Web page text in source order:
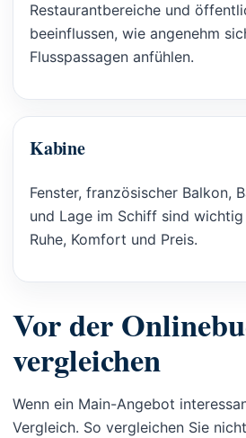
Restaurantbereiche und
beeinflussen, wie angenehm
Flusspassagen anfühlen.
Kabine
Fenster, französischer Balkon,
und Lage im Schiff sind
Ruhe, Komfort und Preis.
Vor der
vergleichen
Wenn ein Main-Angebot
Vergleich. So vergleichen Sie